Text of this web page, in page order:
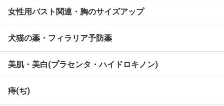
女性用バスト関連・胸のサイズアップ
犬猫の薬・フィラリア予防薬
美肌・美白(プラセンタ・ハイドロキノン)
痔(ぢ)